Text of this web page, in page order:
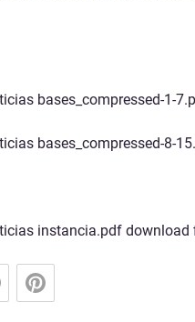
bases_compressed-1-
bases_compressed-8-
instancia.pdf download